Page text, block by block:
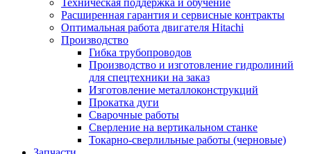
Расширенная гарантия и сервисные контракты
Оптимальная работа двигателя Hitachi
Производство
Гибка трубопроводов
Производство и изготовление гидролиний
для спецтехники на заказ
Изготовление металлоконструкций
Прокатка дуги
Сварочные работы
Сверление на вертикальном станке
Токарно-сверлильные работы (черновые)